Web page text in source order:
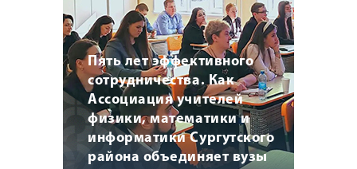
Пять лет эффективного
сотрудничества. Как
Ассоциация учителей
физики, математики и
информатики Сургутского
района объединяет вузы